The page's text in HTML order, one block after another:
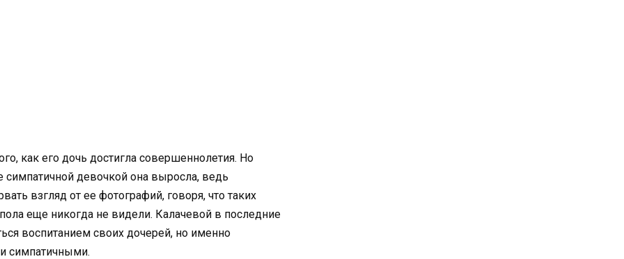
как его дочь достигла совершеннолетия. Но
симпатичной девочкой она выросла, ведь
взгляд от ее фотографий, говоря, что таких
еще никогда не видели. Калачевой в последние
воспитанием своих дочерей, но именно
симпатичными.